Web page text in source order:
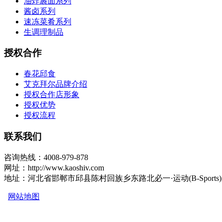
酱卤系列
速冻菜肴系列
生调理制品
授权合作
春花邱食
艾克拜尔品牌介绍
授权合作店形象
授权优势
授权流程
联系我们
咨询热线：4008-979-878
网址：http://www.kaoshiv.com
地址：河北省邯郸市邱县陈村回族乡东路北必一·运动(B-
网站地图